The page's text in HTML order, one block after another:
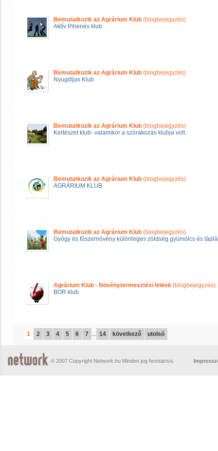
Bemutatkozik az Agrárium Klub (blogbejegyzés)
Aktív Pihenés klub
Bemutatkozik az Agrárium Klub (blogbejegyzés)
Nyugdíjas Klub
Bemutatkozik az Agrárium Klub (blogbejegyzés)
Kertészet klub- valamikor a szórakozás klubja volt.
Bemutatkozik az Agrárium Klub (blogbejegyzés)
AGRÁRIUM KLUB
Bemutatkozik az Agrárium Klub (blogbejegyzés)
Gyógy és fűszernövény különleges zöldség gyümölcs és
Agrárium Klub - Növénytermesztési linkek (blogbejegyzés)
BOR klub
1 2 3 4 5 6 7 ... 14 következő utolsó
© 2007 Copyright Network.hu Minden jog fenntartva.